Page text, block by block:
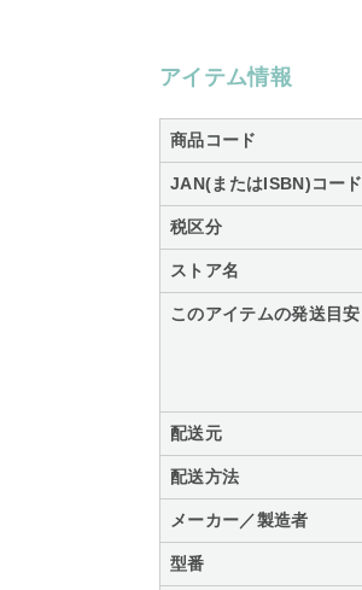
アイテム情報
商品コード
JAN(またはISBN)コード
税区分
ストア名
このアイテムの発送目安
配送元
配送方法
メーカー／製造者
型番